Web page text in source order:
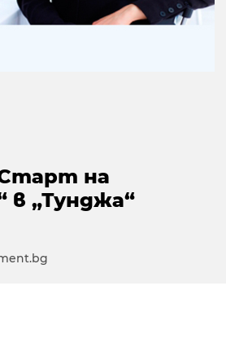
на
в „Тунджа“